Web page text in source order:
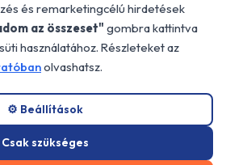
és remarketingcélú hirdetések
az összeset" gombra kattintva
használatához. Részleteket az
olvashatsz.
⚙️ Beállítások
Csak szükséges
Dorottya u.